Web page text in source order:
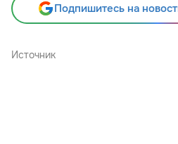
Подпишитесь на
Источник